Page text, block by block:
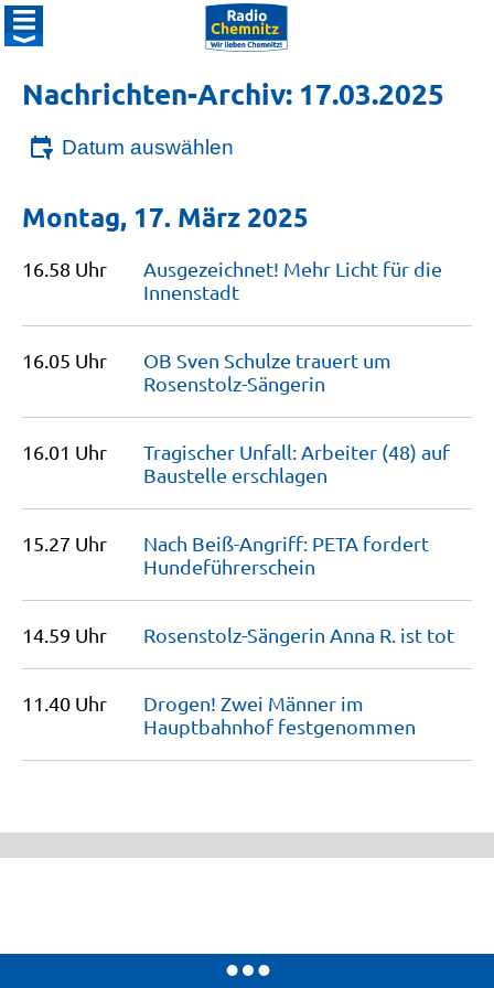
Nachrichten-Archiv: 17.03.2025
Datum auswählen
Montag, 17. März 2025
16.58 Uhr
Ausgezeichnet! Mehr Licht für die
Innenstadt
16.05 Uhr
OB Sven Schulze trauert um
Rosenstolz-Sängerin
16.01 Uhr
Tragischer Unfall: Arbeiter (48) auf
Baustelle erschlagen
15.27 Uhr
Nach Beiß-Angriff: PETA fordert
Hundeführerschein
14.59 Uhr Rosenstolz-Sängerin Anna R. ist tot
11.40 Uhr
Drogen! Zwei Männer im
Hauptbahnhof festgenommen